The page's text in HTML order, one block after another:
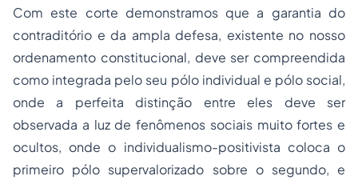
Com este corte demonstramos que a garantia do
contraditório e da ampla defesa, existente no nosso
ordenamento constitucional, deve ser compreendida
como integrada pelo seu pólo individual e pólo social,
onde a perfeita distinção entre eles deve ser
observada a luz de fenômenos sociais muito fortes e
ocultos, onde o individualismo-positivista coloca o
primeiro pólo supervalorizado sobre o segundo, e